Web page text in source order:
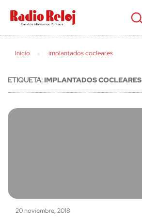
cerrar
Inicio implantados cocleares
ETIQUETA:IMPLANTADOS COCLEARES
20 noviembre, 2018